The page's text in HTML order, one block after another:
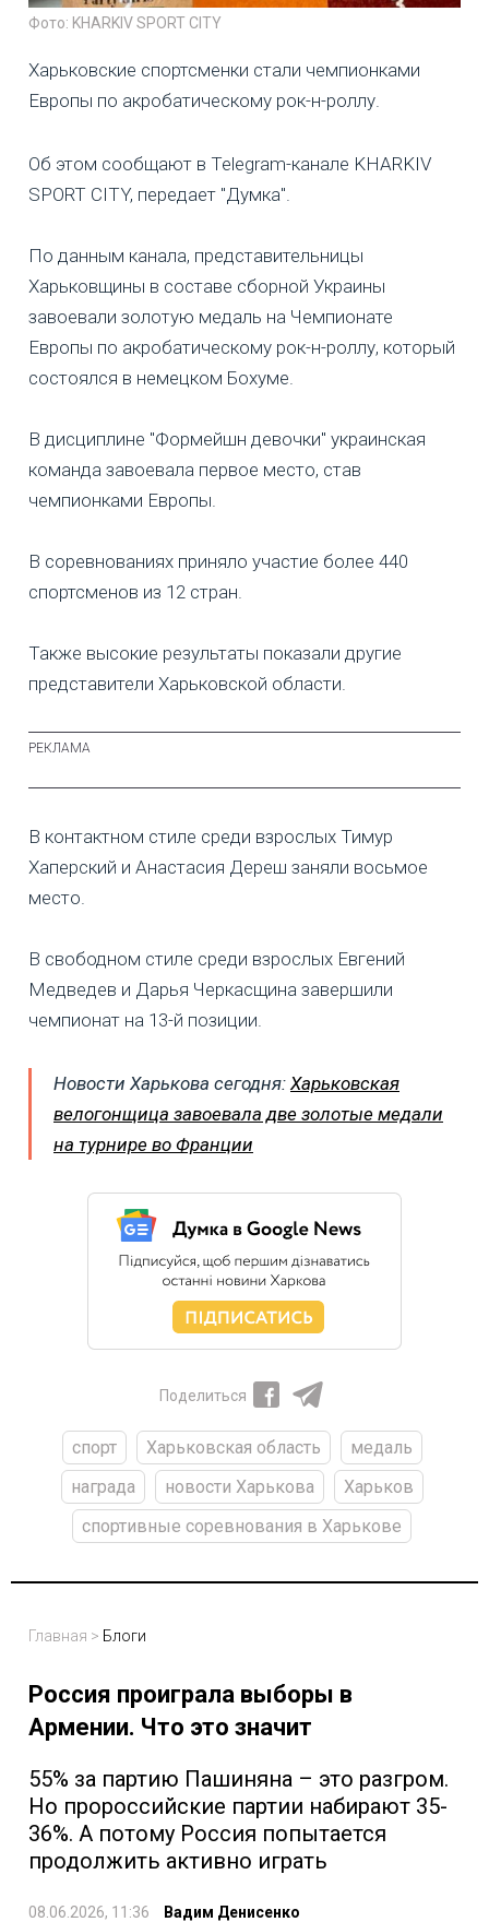
Фото: KHARKIV SPORT CITY
Харьковские спортсменки стали чемпионками
Европы по акробатическому рок-н-роллу.
Об этом сообщают в Telegram-канале KHARKIV
SPORT CITY, передает "Думка".
По данным канала, представительницы
Харьковщины в составе сборной Украины
завоевали золотую медаль на Чемпионате
Европы по акробатическому рок-н-роллу, который
состоялся в немецком Бохуме.
В дисциплине "Формейшн девочки" украинская
команда завоевала первое место, став
чемпионками Европы.
В соревнованиях приняло участие более 440
спортсменов из 12 стран.
Также высокие результаты показали другие
представители Харьковской области.
В контактном стиле среди взрослых Тимур
Хаперский и Анастасия Дереш заняли восьмое
место.
В свободном стиле среди взрослых Евгений
Медведев и Дарья Черкасщина завершили
чемпионат на 13-й позиции.
Новости Харькова сегодня: Харьковская
велогонщица завоевала две золотые медали
на турнире во Франции
Поделиться
спорт Харьковская область
медаль
награда
новости Харькова
Харьков
спортивные соревнования в Харькове
Главная > Блоги
Россия проиграла выборы в
Армении. Что это значит
55% за партию Пашиняна – это разгром.
Но пророссийские партии набирают 35-
36%. А потому Россия попытается
продолжить активно играть
08.06.2026, 11:36 Вадим Денисенко